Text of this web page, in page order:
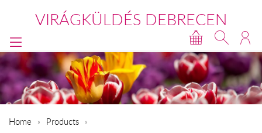
VIRÁGKÜLDÉS DEBRECEN
Home Products